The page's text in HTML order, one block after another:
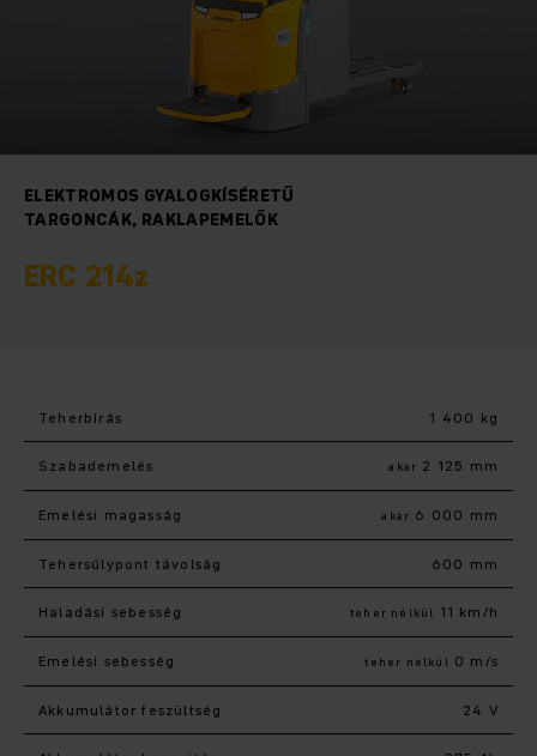
ELEKTROMOS GYALOGKÍSÉRETŰ
TARGONCÁK, RAKLAPEMELŐK
ERC 214z
Teherbírás 1 400 kg
Szabademelés akár 2 125 mm
Emelési magasság akár 6 000 mm
Tehersúlypont távolság 600 mm
Haladási sebesség teher nélkül 11 km/h
Emelési sebesség teher nélkül 0 m/s
Akkumulátor feszültség 24 V